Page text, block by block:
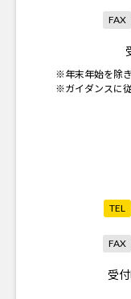
FAX
※年末年始を除
※ガイダンスに
TEL
FAX
受